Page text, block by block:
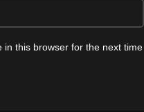
in this browser for the next time